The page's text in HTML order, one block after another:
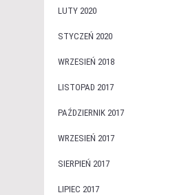
LUTY 2020
STYCZEŃ 2020
WRZESIEŃ 2018
LISTOPAD 2017
PAŹDZIERNIK 2017
WRZESIEŃ 2017
SIERPIEŃ 2017
LIPIEC 2017